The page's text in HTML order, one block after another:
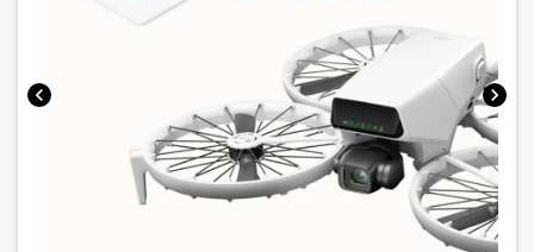
chevron_left chevron_right